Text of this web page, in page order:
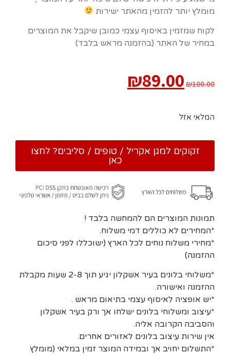
מומלץ יותר להזמין מהאתר ישירות
לקוח שמזמין באיסוף עצמי כמובן שיקבל את המוצרים
במחיר של האתר (בהזמנה מראש בלבד)
₪100.00
₪89.00
המלאי אזל
זקוקים למגן אקריל / טופים / סליבים? לחצו
כאן
תמונות המוצרים הם להמחשה בלבד !
*המחירים לא כוללים דמי משלוח.
*מחירי משלוח נוחים לכל הארץ (ישוכללו לפני סיכום
ההזמנה)
*משלוחי בלונים בעיר אשקלון יגיע תוך 2-8 שעות מקבלת
ההזמנה ואישורה.
*יש אופציה לאיסוף עצמי בתיאום מראש .
*עיצוב ומשלוחי בלונים ישלחו אך ורק בעיר אשקלון
והסביבה הקרובה אליה.
אין שירות עיצוב בלונים לאזורים אחרים.
*התשלום יחויב אך ובמידה המוצר זמין במלאי (מומלץ